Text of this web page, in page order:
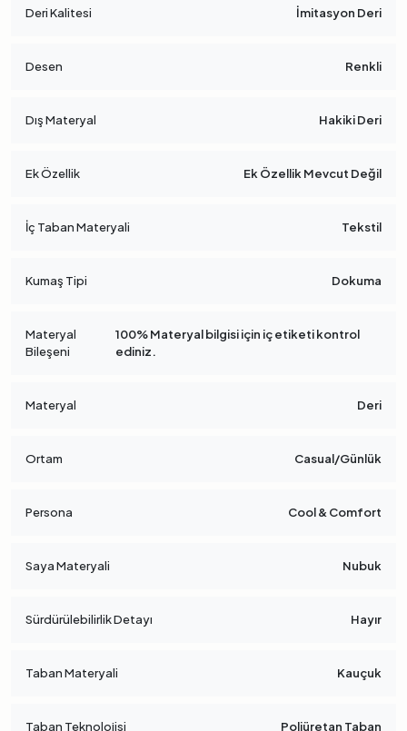
Deri Kalitesi İmitasyon Deri
Desen Renkli
Dış Materyal Hakiki Deri
Ek Özellik Ek Özellik Mevcut Değil
İç Taban Materyali Tekstil
Kumaş Tipi Dokuma
Materyal
Bileşeni
100% Materyal bilgisi için iç etiketi kontrol
ediniz.
Materyal Deri
Ortam Casual/Günlük
Persona Cool & Comfort
Saya Materyali Nubuk
Sürdürülebilirlik Detayı Hayır
Taban Materyali Kauçuk
Taban Teknolojisi Poliüretan Taban